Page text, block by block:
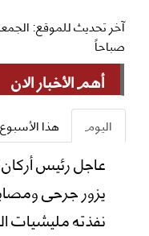
صباحاً
أهم الأخبار الان
اليوم هذا الأسبوع
عاجل رئيس
يزور جرحى
نفذته مليشيات